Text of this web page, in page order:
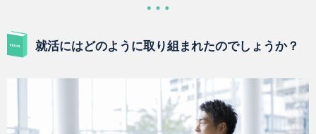
就活にはどのように取り組まれたのでしょうか？